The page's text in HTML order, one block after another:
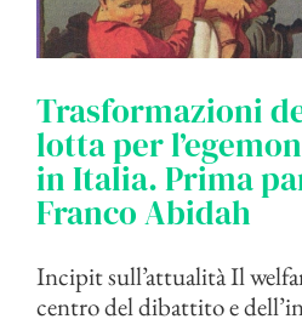
Trasformazioni
lotta per
in Italia. Prima
Franco Abidah
Incipit sull’attualità Il
centro del dibattito e